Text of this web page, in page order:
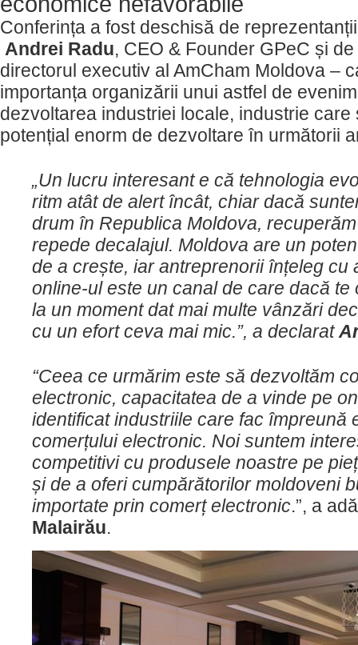
Conferința a fost deschisă de
Andrei Radu, CEO & Founder GPeC și
directorul executiv al AmCham Moldova –
importanța organizării unui astfel de
dezvoltarea industriei locale, industrie care
potențial enorm de dezvoltare în următorii
„Un lucru interesant e că tehnologia
ritm atât de alert încât, chiar dacă
drum în Republica Moldova,
repede decalajul. Moldova are un
de a crește, iar antreprenorii înțeleg cu
online-ul este un canal de care dacă te
la un moment dat mai multe vânzări
cu un efort ceva mai mic.”, a declarat
“Ceea ce urmărim este să dezvoltăm
electronic, capacitatea de a vinde pe
identificat industriile care fac împreună
comerțului electronic. Noi suntem
competitivi cu produsele noastre pe
și de a oferi cumpărătorilor moldoveni
importate prin comerț electronic.”, a
Malairău.